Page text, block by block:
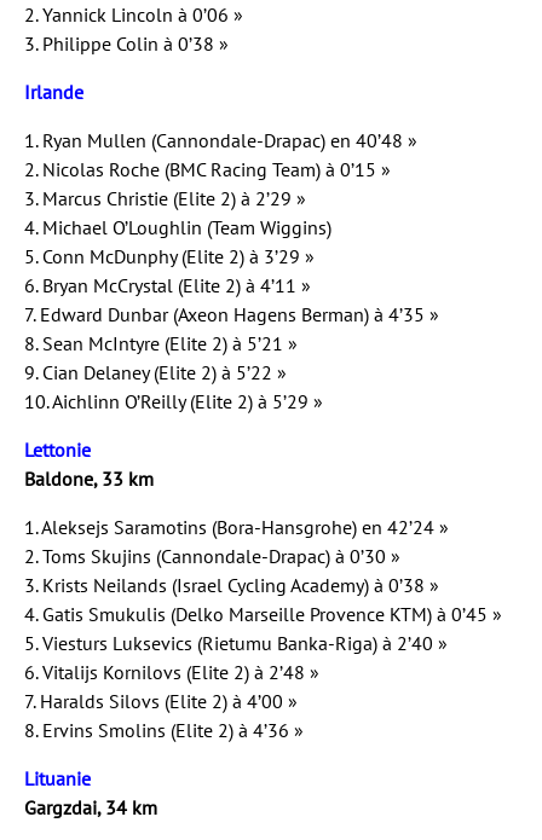
2. Yannick Lincoln à 0’06 »
3. Philippe Colin à 0’38 »
Irlande
1. Ryan Mullen (Cannondale-Drapac) en 40’48 »
2. Nicolas Roche (BMC Racing Team) à 0’15 »
3. Marcus Christie (Elite 2) à 2’29 »
4. Michael O’Loughlin (Team Wiggins)
5. Conn McDunphy (Elite 2) à 3’29 »
6. Bryan McCrystal (Elite 2) à 4’11 »
7. Edward Dunbar (Axeon Hagens Berman) à 4’35 »
8. Sean McIntyre (Elite 2) à 5’21 »
9. Cian Delaney (Elite 2) à 5’22 »
10. Aichlinn O’Reilly (Elite 2) à 5’29 »
Lettonie
Baldone, 33 km
1. Aleksejs Saramotins (Bora-Hansgrohe) en 42’24 »
2. Toms Skujins (Cannondale-Drapac) à 0’30 »
3. Krists Neilands (Israel Cycling Academy) à 0’38 »
4. Gatis Smukulis (Delko Marseille Provence KTM) à 0’45 »
5. Viesturs Luksevics (Rietumu Banka-Riga) à 2’40 »
6. Vitalijs Kornilovs (Elite 2) à 2’48 »
7. Haralds Silovs (Elite 2) à 4’00 »
8. Ervins Smolins (Elite 2) à 4’36 »
Lituanie
Gargzdai, 34 km